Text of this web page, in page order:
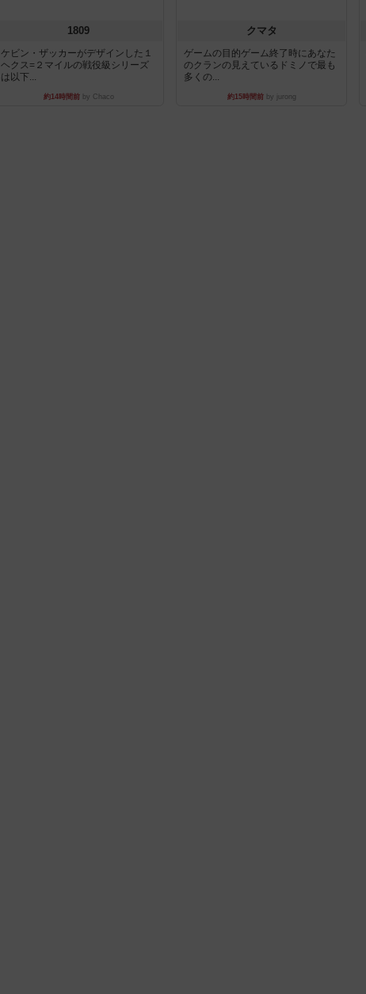
1809
ケビン・ザッカーがデザインした１
ヘクス=２マイルの戦役級シリーズ
は以下...
約14時間前by Chaco
クマタ
ゲームの目的ゲーム終了時にあなた
のクランの見えているドミノで最も
多くの...
約15時間前by jurong